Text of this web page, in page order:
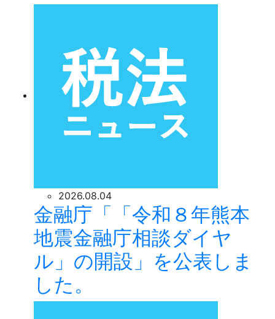
2026.08.04
金融庁「「令和８年熊本
地震金融庁相談ダイヤ
ル」の開設」を公表しま
した。